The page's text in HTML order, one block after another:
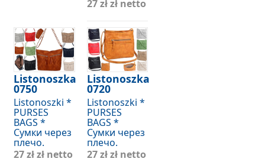
27 złzł netto
Listonoszka
0750
Listonoszki *
PURSES
BAGS *
Сумки через
плечо.
27 złzł netto
Listonoszka
0720
Listonoszki *
PURSES
BAGS *
Сумки через
плечо.
27 złzł netto